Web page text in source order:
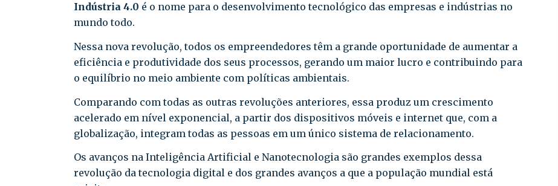
Indústria 4.0 é o nome para o desenvolvimento tecnológico das empresas e indústrias no
mundo todo.
Nessa nova revolução, todos os empreendedores têm a grande oportunidade de aumentar a
eficiência e produtividade dos seus processos, gerando um maior lucro e contribuindo para
o equilíbrio no meio ambiente com políticas ambientais.
Comparando com todas as outras revoluções anteriores, essa produz um crescimento
acelerado em nível exponencial, a partir dos dispositivos móveis e internet que, com a
globalização, integram todas as pessoas em um único sistema de relacionamento.
Os avanços na Inteligência Artificial e Nanotecnologia são grandes exemplos dessa
revolução da tecnologia digital e dos grandes avanços a que a população mundial está